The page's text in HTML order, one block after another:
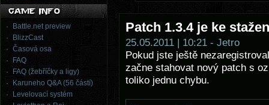
Battle.net preview
BlizzCast
Časová osa
FAQ
FAQ (žebříčky a ligy)
Karuneho Q&A (56 částí)
Levelovací systém
Patch 1.3.4 je ke
25.05.2011 | 10:21 - Jetro
Pokud jste ještě
začne stahovat nový patch s
toliko jednu chybu.